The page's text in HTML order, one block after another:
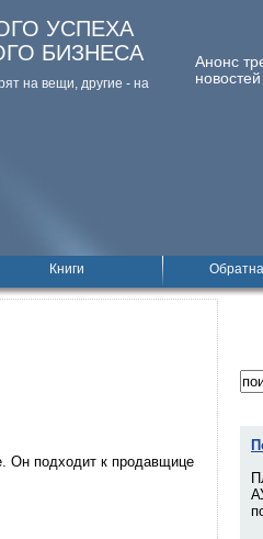
Анонс
новостей
УСПЕХА
БИЗНЕСА
на вещи, дpугие - на
Книги
Он подходит к продавщице